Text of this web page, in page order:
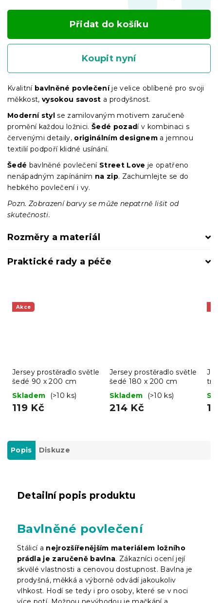
Přidat do košíku
Koupit nyní
Kvalitní bavlněné povlečeníje velice oblíbené pro svoji
měkkost, vysokou savost a prodyšnost.
Moderní styl se zamilovaným motivem zaručeně
promění každou ložnici. Šedé pozadí v kombinaci s
červenými detaily, originálním designem a jemnou
textilií podpoří klidné usínání.
Šedé bavlněné povlečení Street Love je opatřeno
nenápadným zapínáním na zip. Zachumlejte se do
hebkého povlečení i vy.
Pozn. Zobrazení barvy se může nepatrně lišit od
skutečnosti.
Rozměry a materiál
Praktické rady a péče
Akce
Jersey prostěradlo světle
šedé 90 x 200 cm
Skladem
(>10 ks)
119 Kč
Jersey prostěradlo světle
šedé 180 x 200 cm
Skladem
(>10 ks)
214 Kč
Popis Diskuze
Detailní popis produktu
Bavlněné povlečení
Stálicí a nejrozšířenějším materiálem ložního
prádla je zaručeně bavlna. Zákazníci ocení její
skvělé vlastnosti a cenovou dostupnost. Bavlna je
prodyšná, měkká a výborně odvádí jakoukoliv
vlhkost. Hodí se tedy i pro osoby, které se v noci